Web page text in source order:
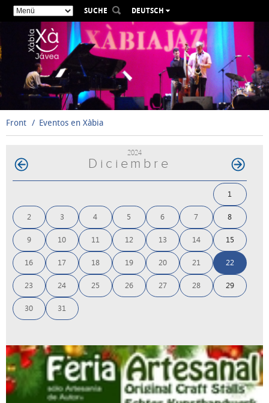
SUCHE
DEUTSCH
ESPAÑOL
VALENCIÀ
FRANÇAIS
РУССКИЙ
Front Eventos en Xàbia
2024
Diciembre
1
2 3 4 5 6 7 8
9 10 11 12 13 14 15
16 17 18 19 20 21 22
23 24 25 26 27 28 29
30 31